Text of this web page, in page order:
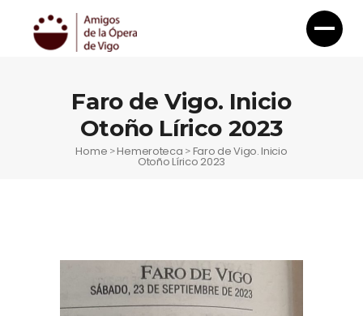
Faro de Vigo. Inicio
Otoño Lírico 2023
Home >Hemeroteca >Faro de Vigo. Inicio
Otoño Lírico 2023